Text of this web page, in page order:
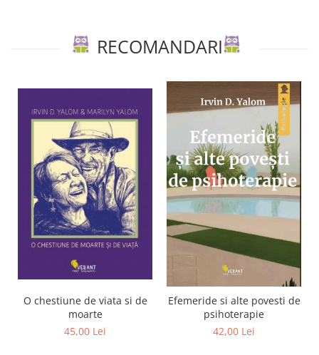
RECOMANDARI
O chestiune de viata si de
moarte
45,00 Lei
Efemeride si alte povesti de
psihoterapie
42,00 Lei